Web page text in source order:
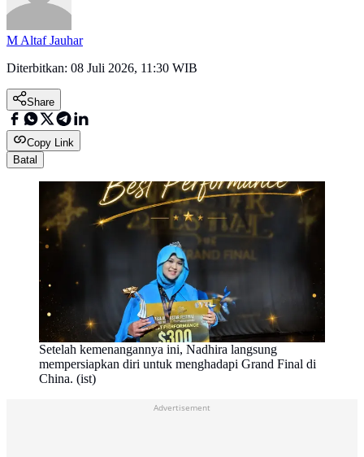
M Altaf Jauhar
Diterbitkan: 08 Juli 2026, 11:30 WIB
Share
Copy Link
Batal
Setelah kemenangannya ini, Nadhira langsung
mempersiapkan diri untuk menghadapi Grand Final di
China. (ist)
Advertisement